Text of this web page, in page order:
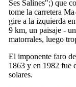
Ses Salines";) que
tome la carretera
gire a la izquierda
9 km, un paisaje -
matorrales, luego
El imponente faro
1863 y en 1982 fue
solares.